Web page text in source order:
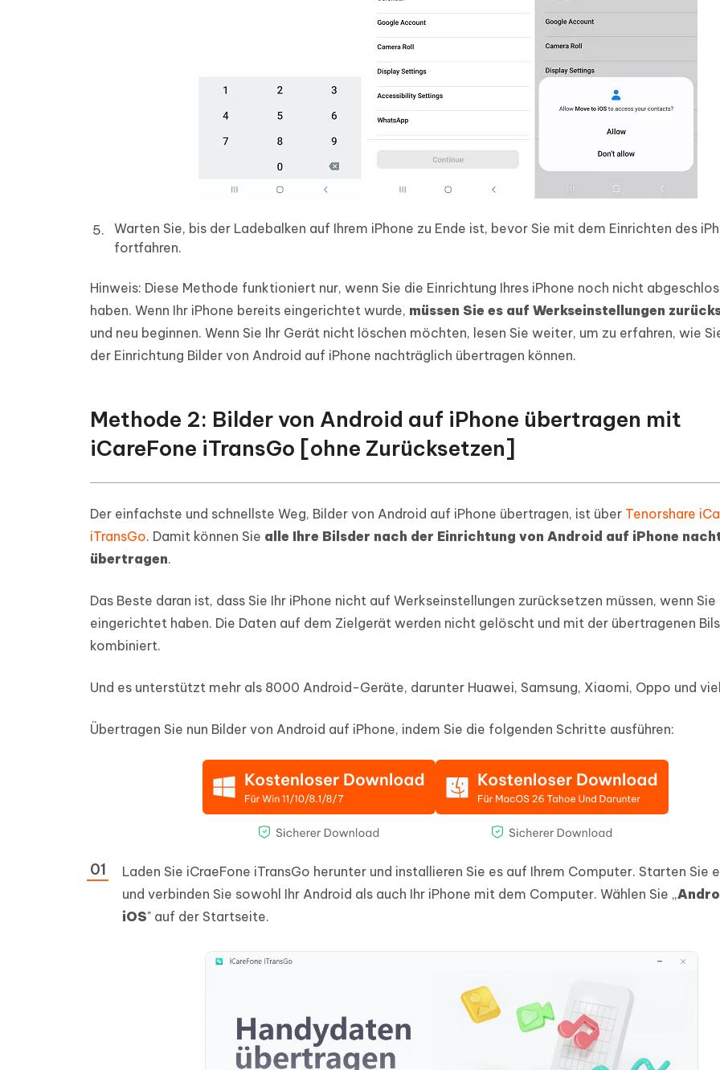
Warten Sie, bis der Ladebalken auf Ihrem iPhone zu Ende ist, bevor Sie mit dem Einrichten des
fortfahren.
Hinweis: Diese Methode funktioniert nur, wenn Sie die Einrichtung Ihres iPhone noch nicht
haben. Wenn Ihr iPhone bereits eingerichtet wurde, müssen Sie es auf Werkseinstellungen
und neu beginnen. Wenn Sie Ihr Gerät nicht löschen möchten, lesen Sie weiter, um zu erfahren, wie
der Einrichtung Bilder von Android auf iPhone nachträglich übertragen können.
Methode 2: Bilder von Android auf iPhone übertragen mit
iCareFone iTransGo [ohne Zurücksetzen]
Der einfachste und schnellste Weg, Bilder von Android auf iPhone übertragen, ist über Tenorshare
iTransGo. Damit können Sie alle Ihre Bilsder nach der Einrichtung von Android auf iPhone
übertragen.
Das Beste daran ist, dass Sie Ihr iPhone nicht auf Werkseinstellungen zurücksetzen müssen, wenn
eingerichtet haben. Die Daten auf dem Zielgerät werden nicht gelöscht und mit der übertragenen
kombiniert.
Und es unterstützt mehr als 8000 Android-Geräte, darunter Huawei, Samsung, Xiaomi, Oppo und
Übertragen Sie nun Bilder von Android auf iPhone, indem Sie die folgenden Schritte ausführen:
Laden Sie iCraeFone iTransGo herunter und installieren Sie es auf Ihrem Computer. Starten Sie
und verbinden Sie sowohl Ihr Android als auch Ihr iPhone mit dem Computer. Wählen Sie „
iOS" auf der Startseite.